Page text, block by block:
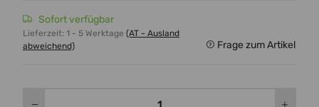
Sofort verfügbar
Lieferzeit: 1 - 5 Werktage (AT - Ausland
abweichend)
Frage zum Artikel